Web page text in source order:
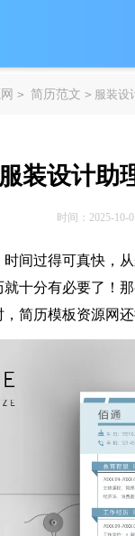
> 简历范文 > 服装设
服装设计助
时间：2025-10-
时间过得可真快，
十分有必要了！
简历模板资源网